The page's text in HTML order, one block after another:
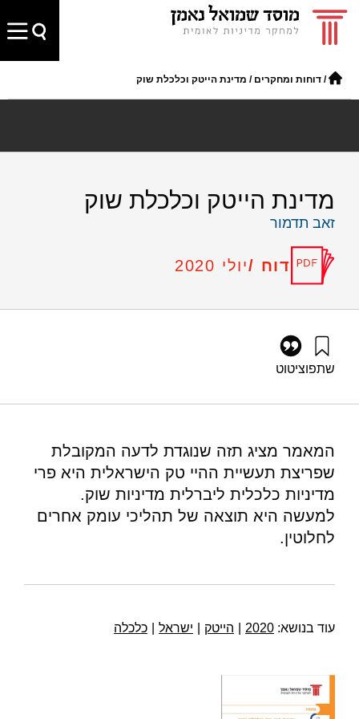
/ דוחות ומחקרים / מדינת הייטק וכלכלת שוק
מדינת הייטק וכלכלת שוק
זאב תדמור
דוח /יולי 2020
שתפוציטוט
המאמר מציג תזה שנוגדת לדעה המקובלת
שפריצת תעשיית ההיי טק הישראלית היא פרי
מדיניות כלכלית ליברלית מדיניות שוק.
למעשה היא תוצאה של תהליכי עומק אחרים
לחלוטין.
עוד בנושא: 2020 הייטק ישראל כלכלה